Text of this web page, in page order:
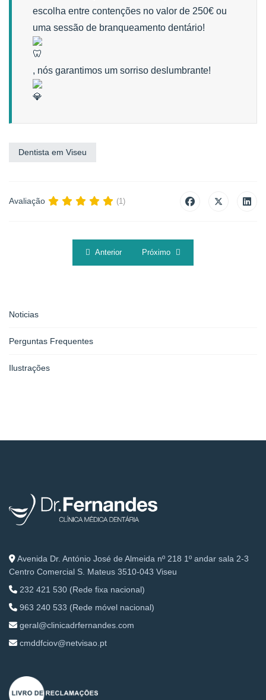
escolha entre contenções no valor de 250€ ou
uma sessão de branqueamento dentário!
, nós garantimos um sorriso deslumbrante!
Dentista em Viseu
Avaliação (1)
Previous article: Quem Nunca!!?
Anterior Next article: Quer um sorriso
Próximo
Noticias
Perguntas Frequentes
Ilustrações
Avenida Dr. António José de Almeida nº 218 1º andar sala 2-3
Centro Comercial S. Mateus 3510-043 Viseu
232 421 530 (Rede fixa nacional)
963 240 533 (Rede móvel nacional)
geral@clinicadrfernandes.com
cmddfciov@netvisao.pt